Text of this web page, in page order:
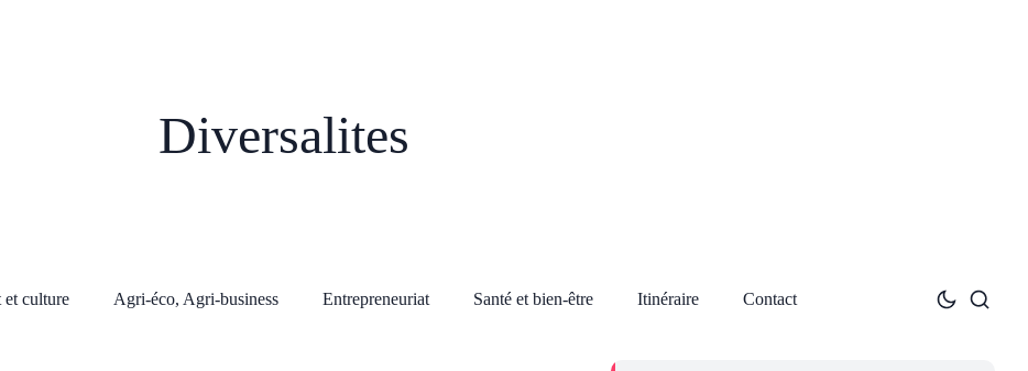
Diversalites
et culture Agri-éco, Agri-business Entrepreneuriat Santé et bien-être Itinéraire Contact